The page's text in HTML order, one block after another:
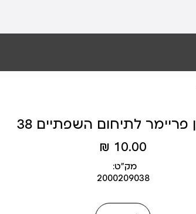
פריימר לתיחום השפתיים 38
מחיר
מוצר
10.00 ₪
מק״ט:
2000209038
כמות